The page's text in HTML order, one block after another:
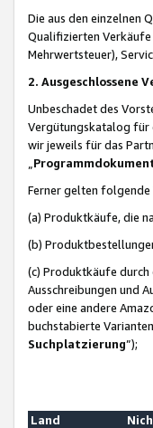
Die aus den einzelnen
Qualifizierten Verkäufe
Mehrwertsteuer),
2. Ausgeschlossene
Unbeschadet des
Vergütungskatalog für
wir jeweils für das
Ferner gelten
(a) Produktkäufe, die
(b)
(c) Produktkäufe durch
Ausschreibungen und
oder eine andere
buchstabierte
Suchplatzierung”);
Land